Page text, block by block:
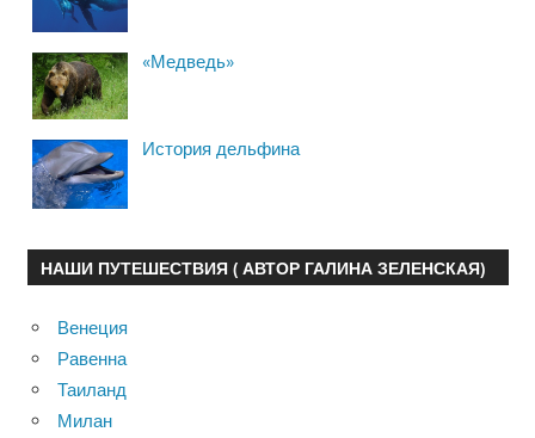
«Медведь»
История дельфина
НАШИ ПУТЕШЕСТВИЯ ( АВТОР ГАЛИНА ЗЕЛЕНСКАЯ)
Венеция
Равенна
Таиланд
Милан